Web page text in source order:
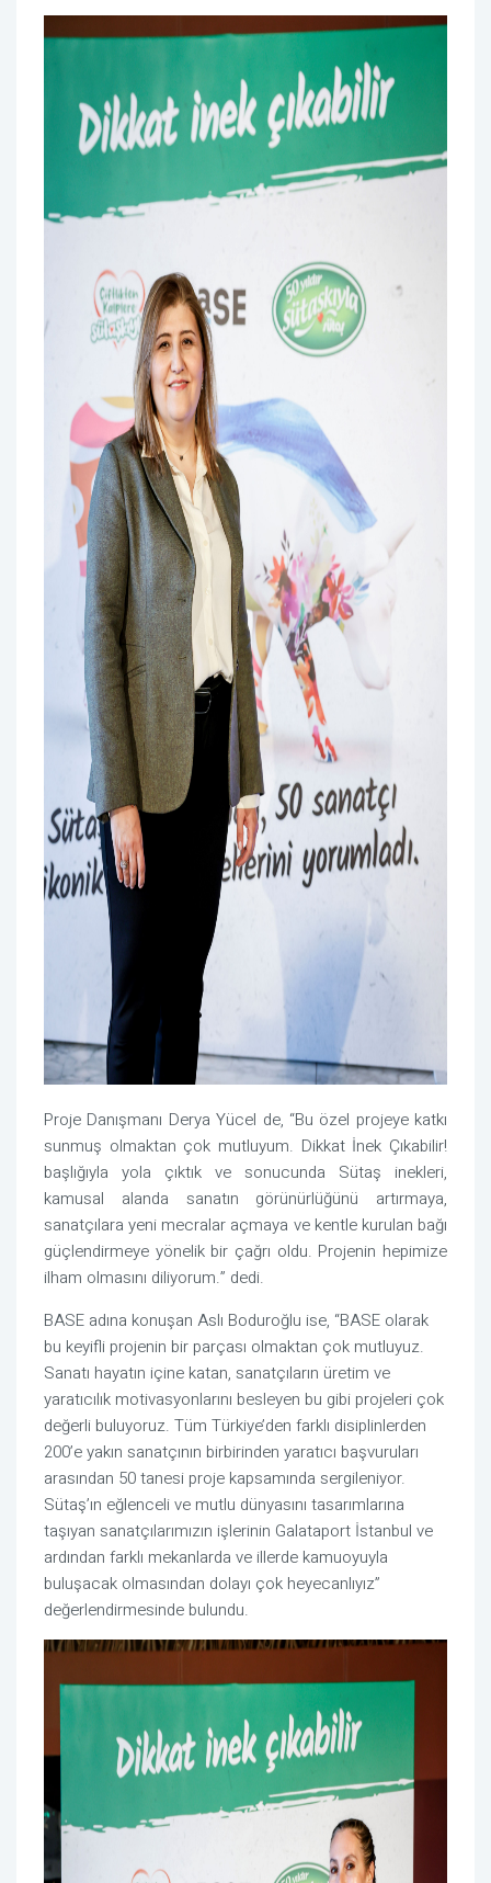
Proje Danışmanı Derya Yücel de, “Bu özel projeye katkı
sunmuş olmaktan çok mutluyum. Dikkat İnek Çıkabilir!
başlığıyla yola çıktık ve sonucunda Sütaş inekleri,
kamusal alanda sanatın görünürlüğünü artırmaya,
sanatçılara yeni mecralar açmaya ve kentle kurulan bağı
güçlendirmeye yönelik bir çağrı oldu. Projenin hepimize
ilham olmasını diliyorum.” dedi.
BASE adına konuşan Aslı Boduroğlu ise, “BASE olarak
bu keyifli projenin bir parçası olmaktan çok mutluyuz.
Sanatı hayatın içine katan, sanatçıların üretim ve
yaratıcılık motivasyonlarını besleyen bu gibi projeleri çok
değerli buluyoruz. Tüm Türkiye’den farklı disiplinlerden
200’e yakın sanatçının birbirinden yaratıcı başvuruları
arasından 50 tanesi proje kapsamında sergileniyor.
Sütaş’ın eğlenceli ve mutlu dünyasını tasarımlarına
taşıyan sanatçılarımızın işlerinin Galataport İstanbul ve
ardından farklı mekanlarda ve illerde kamuoyuyla
buluşacak olmasından dolayı çok heyecanlıyız”
değerlendirmesinde bulundu.